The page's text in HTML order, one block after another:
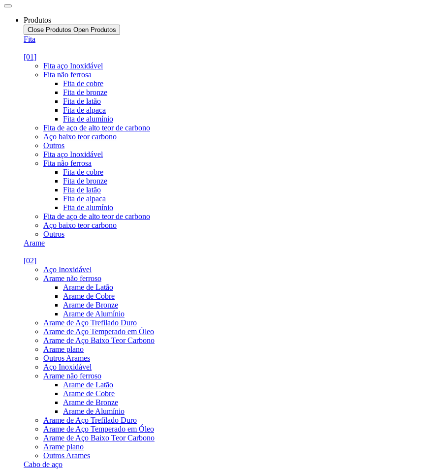
Produtos
Close Produtos Open Produtos
Fita
[01]
Fita aço Inoxidável
Fita não ferrosa
Fita de cobre
Fita de bronze
Fita de latão
Fita de alpaca
Fita de alumínio
Fita de aço de alto teor de carbono
Aço baixo teor carbono
Outros
Fita aço Inoxidável
Fita não ferrosa
Fita de cobre
Fita de bronze
Fita de latão
Fita de alpaca
Fita de alumínio
Fita de aço de alto teor de carbono
Aço baixo teor carbono
Outros
Arame
[02]
Aço Inoxidável
Arame não ferroso
Arame de Latão
Arame de Cobre
Arame de Bronze
Arame de Alumínio
Arame de Aço Trefilado Duro
Arame de Aço Temperado em Óleo
Arame de Aço Baixo Teor Carbono
Arame plano
Outros Arames
Aço Inoxidável
Arame não ferroso
Arame de Latão
Arame de Cobre
Arame de Bronze
Arame de Alumínio
Arame de Aço Trefilado Duro
Arame de Aço Temperado em Óleo
Arame de Aço Baixo Teor Carbono
Arame plano
Outros Arames
Cabo de aço